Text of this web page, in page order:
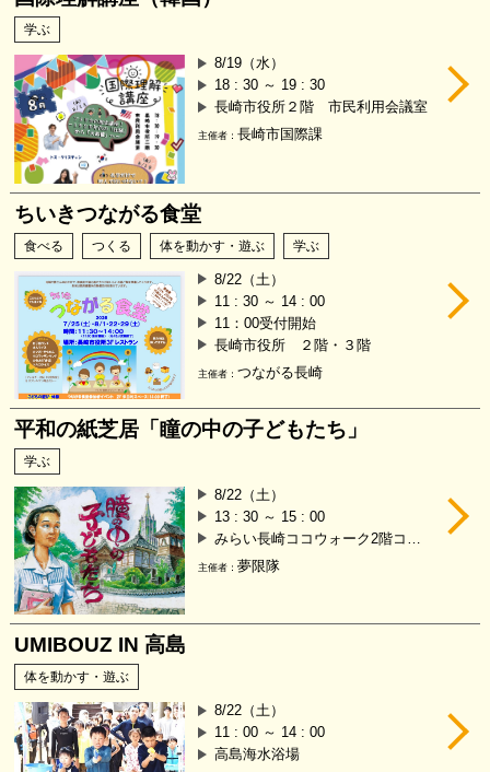
学ぶ
8/19（水）
18 : 30 ～ 19 : 30
長崎市役所２階 市民利用会議室
主催者：長崎市国際課
ちいきつながる食堂
食べる つくる 体を動かす・遊ぶ 学ぶ
8/22（土）
11 : 30 ～ 14 : 00
11：00受付開始
長崎市役所 ２階・３階
主催者：つながる長崎
平和の紙芝居「瞳の中の子どもたち」
学ぶ
8/22（土）
13 : 30 ～ 15 : 00
みらい長崎ココウォーク2階ココスクエア
主催者：夢限隊
UMIBOUZ IN 高島
体を動かす・遊ぶ
8/22（土）
11 : 00 ～ 14 : 00
高島海水浴場